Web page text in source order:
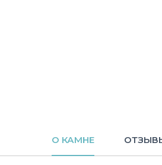
О КАМНЕ